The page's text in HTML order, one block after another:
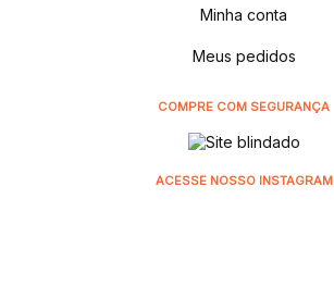
Minha conta
Meus pedidos
COMPRE COM SEGURANÇA
ACESSE NOSSO INSTAGRAM